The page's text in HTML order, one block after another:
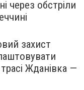
через обстріли
захист
Жданівка —